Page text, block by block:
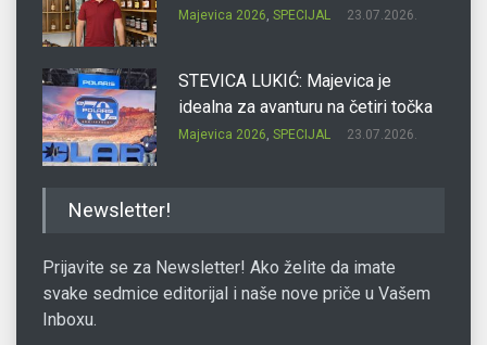
Majevica 2026, SPECIJAL 23.07.2026.
STEVICA LUKIĆ: Majevica je
idealna za avanturu na četiri točka
Majevica 2026, SPECIJAL 23.07.2026.
Newsletter!
Prijavite se za Newsletter! Ako želite da imate
svake sedmice editorijal i naše nove priče u Vašem
Inboxu.